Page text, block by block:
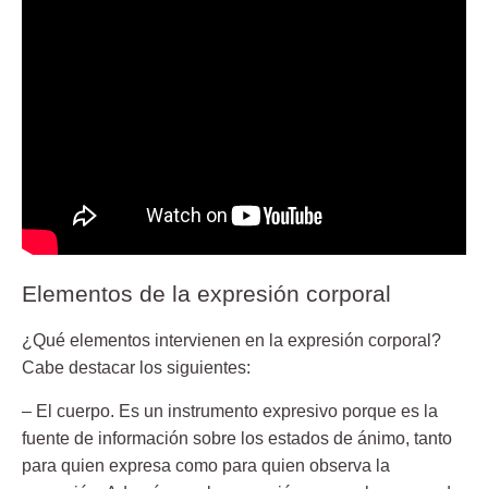
Elementos de la expresión corporal
¿Qué elementos intervienen en la expresión corporal?
Cabe destacar los siguientes:
– El cuerpo. Es un instrumento expresivo porque es la
fuente de información sobre los estados de ánimo, tanto
para quien expresa como para quien observa la